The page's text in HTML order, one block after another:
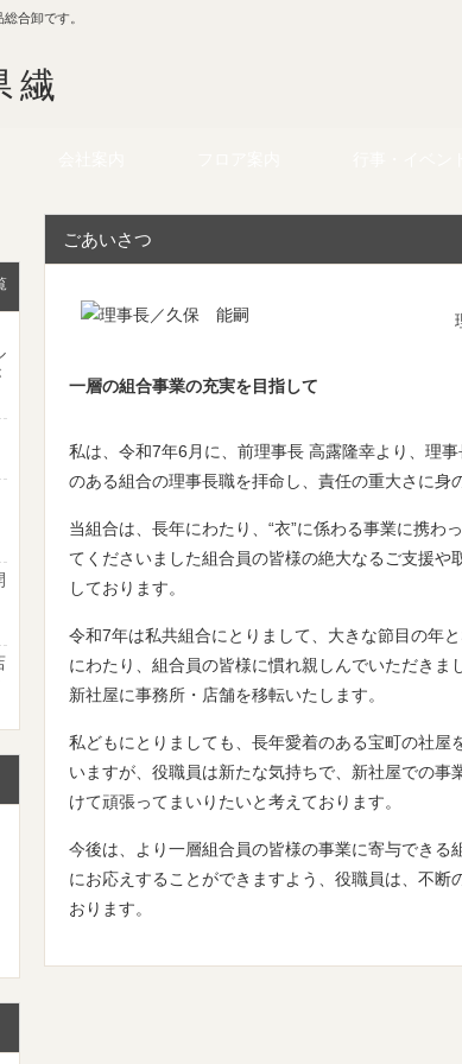
合卸です。
繊
ごあいさつ
一層の組合事業の充実を目指して
私は、令和7年6月に、前理事長 高露隆幸より、理
のある組合の理事長職を拝命し、責任の重大さに身
当組合は、長年にわたり、“衣”に係わる事業に携わ
てくださいました組合員の皆様の絶大なるご支援や
しております。
令和7年は私共組合にとりまして、大きな節目の年
にわたり、組合員の皆様に慣れ親しんでいただき
新社屋に事務所・店舗を移転いたします。
私どもにとりましても、長年愛着のある宝町の社屋
いますが、役職員は新たな気持ちで、新社屋での事
けて頑張ってまいりたいと考えております。
今後は、より一層組合員の皆様の事業に寄与できる
にお応えすることができますよう、役職員は、不断
おります。